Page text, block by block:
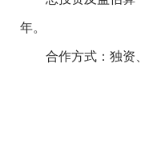
年。
合作方式：独资